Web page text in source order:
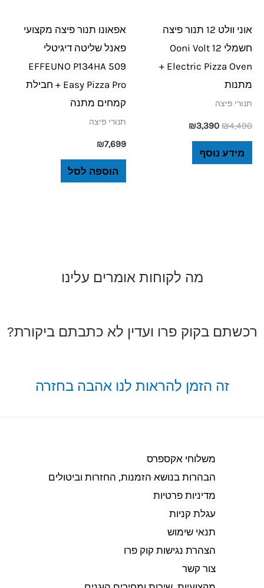
אוני וולט 12 תנור פיצה
חשמלי Ooni Volt 12
Electric Pizza Oven +
מתנות
תנורי פיצה
₪4,490
₪3,390
מידע נוסף
אפאונו תנור פיצה מקצועי
פאנל שליטה דיגיטלי
EFFEUNO P134HA 509
Easy Pizza Pro + חבילת
קמחים מתנה
תנורי פיצה
₪7,699
הוספה לסל
מה לקוחות אומרים עלינו
רכשתם בקוק פרו ועדין לא כתבתם ביקורת?
זה הזמן להראות לנו אהבה בחזרה
משלוחי אקספרס
הבהרות בנושא הזמנות, החזרות וביטולים​
מדיניות פרטיות
עגלת קניות
תנאי שימוש
הצהרת נגישות קוק פרו
צור קשר